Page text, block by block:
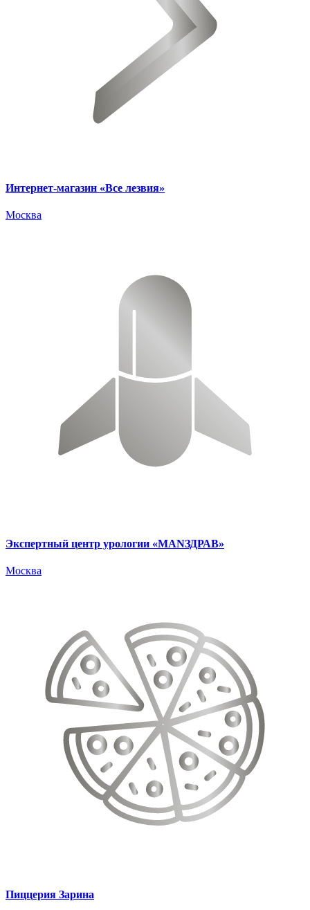
Интернет-магазин «Все лезвия»
Москва
Экспертный центр урологии «MANЗДРАВ»
Москва
Пиццерия Зарина